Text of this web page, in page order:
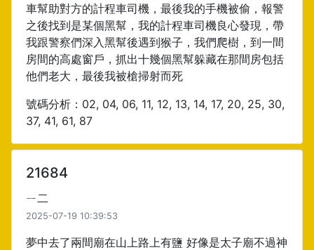
車幫助對方的計程車司機，最後我的手機被偷，報警
之後找到是某個黑幫，我的計程車司機良心發現，帶
我跟警察們深入黑幫後遇到猴子，我們爬樹，到一間
房間的高處窗戶，抓出十幾個黑幫躲藏在那間房包括
他們老大，最後我被槍掃射而死
號碼分析：02, 04, 06, 11, 12, 13, 14, 17, 20, 25, 30,
37, 41, 61, 87
21684
ㄧ二
2025-07-19 10:39:53
夢中去了兩間廟在山上路上有鹽 好像是太子廟不過神